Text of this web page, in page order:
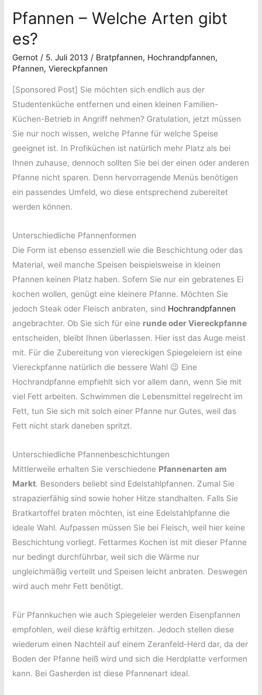
Pfannen – Welche Arten gibt
es?
Gernot/ 5. Juli 2013/ Bratpfannen, Hochrandpfannen,
Pfannen,Viereckpfannen
[Sponsored Post] Sie möchten sich endlich aus der
Studentenküche entfernen und einen kleinen Familien-
Küchen-Betrieb in Angriff nehmen? Gratulation, jetzt müssen
Sie nur noch wissen, welche Pfanne für welche Speise
geeignet ist. In Profiküchen ist natürlich mehr Platz als bei
Ihnen zuhause, dennoch sollten Sie bei der einen oder anderen
Pfanne nicht sparen. Denn hervorragende Menüs benötigen
ein passendes Umfeld, wo diese entsprechend zubereitet
werden können.
Unterschiedliche Pfannenformen
Die Form ist ebenso essenziell wie die Beschichtung oder das
Material, weil manche Speisen beispielsweise in kleinen
Pfannen keinen Platz haben. Sofern Sie nur ein gebratenes Ei
kochen wollen, genügt eine kleinere Pfanne. Möchten Sie
jedoch Steak oder Fleisch anbraten, sind Hochrandpfannen
angebrachter. Ob Sie sich für eine runde oder Viereckpfanne
entscheiden, bleibt Ihnen überlassen. Hier isst das Auge meist
mit. Für die Zubereitung von viereckigen Spiegeleiern ist eine
Viereckpfanne natürlich die bessere Wahl 😉 Eine
Hochrandpfanne empfiehlt sich vor allem dann, wenn Sie mit
viel Fett arbeiten. Schwimmen die Lebensmittel regelrecht im
Fett, tun Sie sich mit solch einer Pfanne nur Gutes, weil das
Fett nicht stark daneben spritzt.
Unterschiedliche Pfannenbeschichtungen
Mittlerweile erhalten Sie verschiedene Pfannenarten am
Markt. Besonders beliebt sind Edelstahlpfannen. Zumal Sie
strapazierfähig sind sowie hoher Hitze standhalten. Falls Sie
Bratkartoffel braten möchten, ist eine Edelstahlpfanne die
ideale Wahl. Aufpassen müssen Sie bei Fleisch, weil hier keine
Beschichtung vorliegt. Fettarmes Kochen ist mit dieser Pfanne
nur bedingt durchführbar, weil sich die Wärme nur
ungleichmäßig verteilt und Speisen leicht anbraten. Deswegen
wird auch mehr Fett benötigt.
Für Pfannkuchen wie auch Spiegeleier werden Eisenpfannen
empfohlen, weil diese kräftig erhitzen. Jedoch stellen diese
wiederum einen Nachteil auf einem Zeranfeld-Herd dar, da der
Boden der Pfanne heiß wird und sich die Herdplatte verformen
kann. Bei Gasherden ist diese Pfannenart ideal.